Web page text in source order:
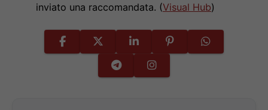
inviato una raccomandata. (Visual Hub)